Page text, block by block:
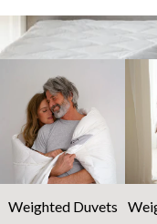
Weighted Duvets